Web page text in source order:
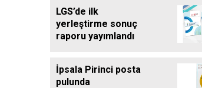
LGS’de ilk
yerleştirme sonuç
raporu yayımlandı
İpsala Pirinci posta
pulunda